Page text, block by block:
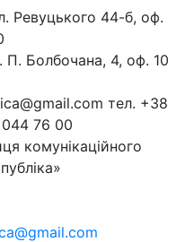
Ревуцького 44-б, оф.
П. Болбочана, 4, оф. 10
тел. +38
76 00
комунікаційного